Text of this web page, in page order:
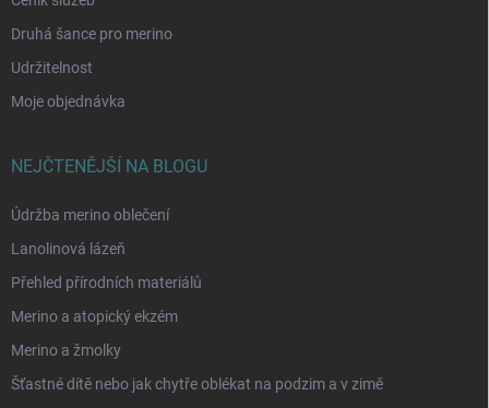
Druhá šance pro merino
Udržitelnost
Moje objednávka
NEJČTENĚJŠÍ NA BLOGU
Údržba merino oblečení
Lanolinová lázeň
Přehled přírodních materiálů
Merino a atopický ekzém
Merino a žmolky
Šťastné dítě nebo jak chytře oblékat na podzim a v zimě